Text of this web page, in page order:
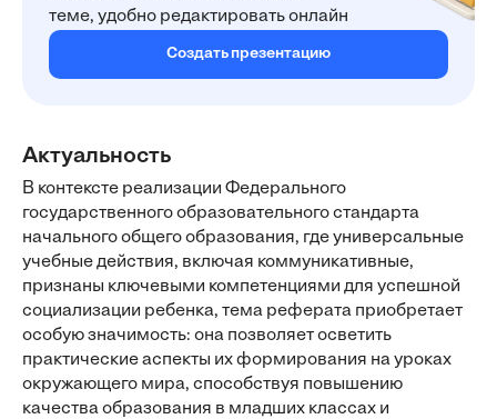
теме, удобно редактировать онлайн
Создать презентацию
Актуальность
В контексте реализации Федерального
государственного образовательного стандарта
начального общего образования, где универсальные
учебные действия, включая коммуникативные,
признаны ключевыми компетенциями для успешной
социализации ребенка, тема реферата приобретает
особую значимость: она позволяет осветить
практические аспекты их формирования на уроках
окружающего мира, способствуя повышению
качества образования в младших классах и